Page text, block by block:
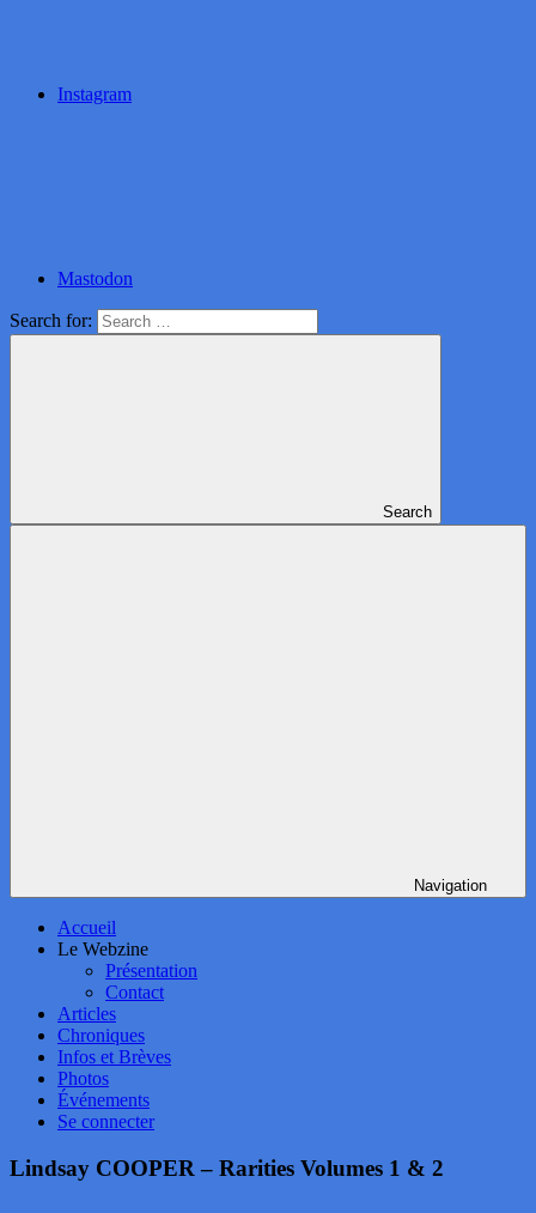
Instagram
Mastodon
Search for:
Search
Navigation
Accueil
Le Webzine
Présentation
Contact
Articles
Chroniques
Infos et Brèves
Photos
Événements
Se connecter
Lindsay COOPER – Rarities Volumes 1 & 2